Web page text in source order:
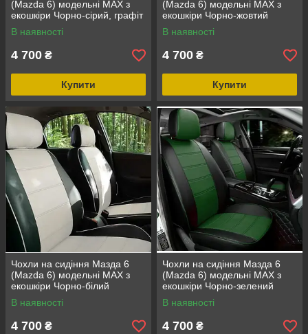
(Mazda 6) модельні MAX з
екошкіри Чорно-сірий, графіт
В наявності
4 700 ₴
Купити
(Mazda 6) модельні MAX з
екошкіри Чорно-жовтий
В наявності
4 700 ₴
Купити
Чохли на сидіння Мазда 6
(Mazda 6) модельні MAX з
екошкіри Чорно-білий
В наявності
4 700 ₴
Чохли на сидіння Мазда 6
(Mazda 6) модельні MAX з
екошкіри Чорно-зелений
В наявності
4 700 ₴